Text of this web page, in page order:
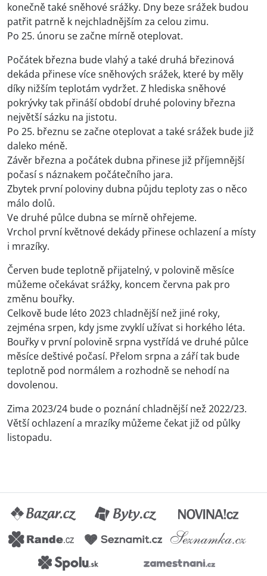
konečně také sněhové srážky. Dny beze srážek budou
patřit patrně k nejchladnějším za celou zimu.
Po 25. únoru se začne mírně oteplovat.
Počátek března bude vlahý a také druhá březinová
dekáda přinese více sněhových srážek, které by měly
díky nižším teplotám vydržet. Z hlediska sněhové
pokrývky tak přináší období druhé poloviny března
největší sázku na jistotu.
Po 25. březnu se začne oteplovat a také srážek bude již
daleko méně.
Závěr března a počátek dubna přinese již příjemnější
počasí s náznakem počátečního jara.
Zbytek první poloviny dubna půjdu teploty zas o něco
málo dolů.
Ve druhé půlce dubna se mírně ohřejeme.
Vrchol první květnové dekády přinese ochlazení a místy
i mrazíky.
Červen bude teplotně přijatelný, v polovině měsíce
můžeme očekávat srážky, koncem června pak pro
změnu bouřky.
Celkově bude léto 2023 chladnější než jiné roky,
zejména srpen, kdy jsme zvyklí užívat si horkého léta.
Bouřky v první polovině srpna vystřídá ve druhé půlce
měsíce deštivé počasí. Přelom srpna a září tak bude
teplotně pod normálem a rozhodně se nehodí na
dovolenou.
Zima 2023/24 bude o poznání chladnější než 2022/23.
Větší ochlazení a mrazíky můžeme čekat již od půlky
listopadu.